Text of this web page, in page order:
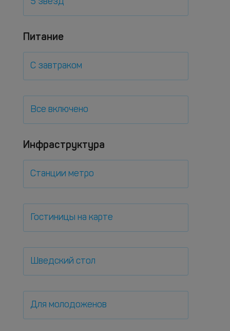
Питание
С завтраком
Все включено
Инфраструктура
Станции метро
Гостиницы на карте
Шведский стол
Для молодоженов